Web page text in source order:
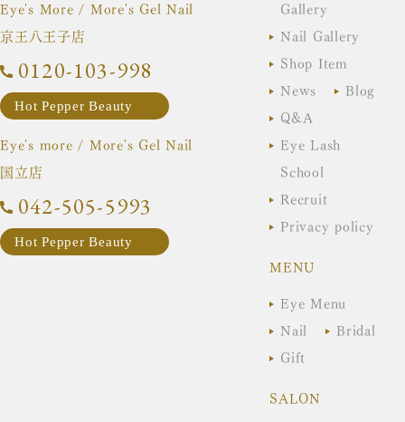
Eye's More / More's Gel Nail
京王八王子店
0120-103-998
Hot Pepper Beauty
Eye's more / More's Gel Nail
国立店
042-505-5993
Hot Pepper Beauty
Gallery
Nail Gallery
Shop Item
News
Blog
Q&A
Eye Lash
School
Recruit
Privacy policy
MENU
Eye Menu
Nail
Bridal
Gift
SALON